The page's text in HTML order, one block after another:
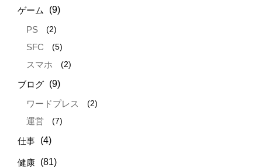
ゲーム (9)
PS (2)
SFC (5)
スマホ (2)
ブログ (9)
ワードプレス (2)
運営 (7)
仕事 (4)
健康 (81)